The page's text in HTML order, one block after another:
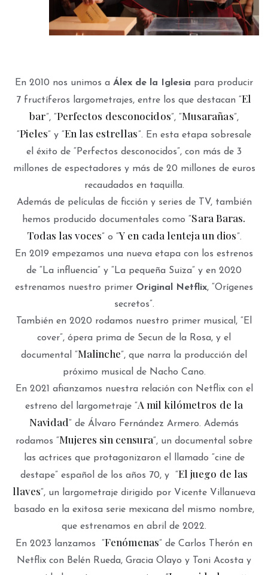
En 2010 nos unimos a Álex de la Iglesia para producir
7 fructíferos largometrajes, entre los que destacan “El
bar”, “Perfectos desconocidos”, “Musarañas”,
“Pieles” y “En las estrellas”. En esta etapa sobresale
el éxito de “Perfectos desconocidos”, con más de 3
millones de espectadores y más de 20 millones de euros
recaudados en taquilla.
Además de películas de ficción y series de TV, también
hemos producido documentales como “Sara Baras.
Todas las voces” o “Y en cada lenteja un dios”.
En 2019 empezamos una nueva etapa con los estrenos
de “La influencia” y “La pequeña Suiza” y en 2020
estrenamos nuestro primer Original Netflix, “Orígenes
secretos”.
También en 2020 rodamos nuestro primer musical, “El
cover”, ópera prima de Secun de la Rosa, y el
documental “Malinche”, que narra la producción del
próximo musical de Nacho Cano.
En 2021 afianzamos nuestra relación con Netflix con el
estreno del largometraje “A mil kilómetros de la
Navidad“ de Álvaro Fernández Armero. Además
rodamos “Mujeres sin censura“, un documental sobre
las actrices que protagonizaron el llamado “cine de
destape” español de los años 70, y “El juego de las
llaves“, un largometraje dirigido por Vicente Villanueva
basado en la exitosa serie mexicana del mismo nombre,
que estrenamos en abril de 2022.
En 2023 lanzamos “Fenómenas” de Carlos Therón en
Netflix con Belén Rueda, Gracia Olayo y Toni Acosta y